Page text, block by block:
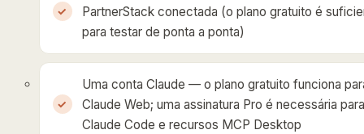
PartnerStack conectada (o plano gratuito é
para testar de ponta a ponta)
Uma conta Claude — o plano gratuito funciona
Claude Web; uma assinatura Pro é necessária para
Claude Code e recursos MCP Desktop